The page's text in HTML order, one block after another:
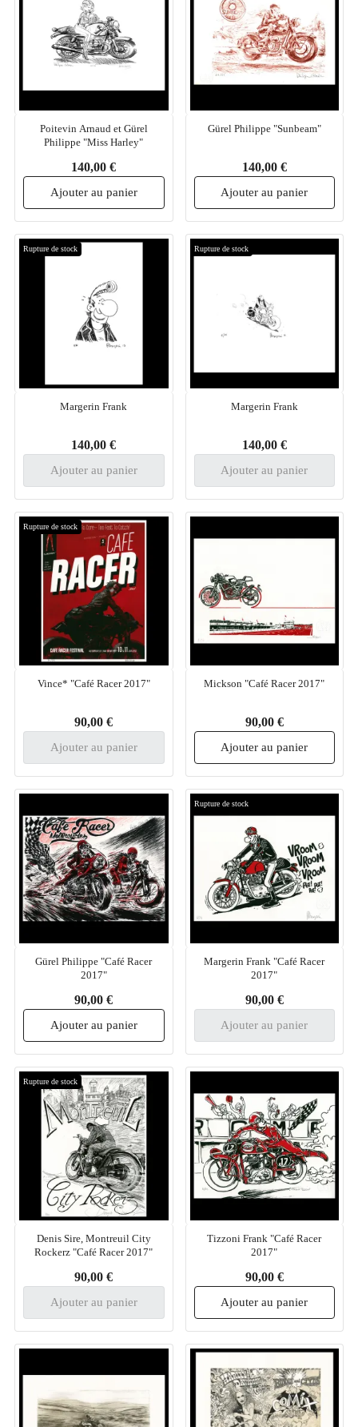
Poitevin Arnaud et Gürel
Philippe "Miss Harley"
140,00 €
Ajouter au panier
Gürel Philippe "Sunbeam"
140,00 €
Ajouter au panier
Rupture de stock
Margerin Frank
140,00 €
Ajouter au panier
Rupture de stock
Margerin Frank
140,00 €
Ajouter au panier
Rupture de stock
Vince* "Café Racer 2017"
90,00 €
Ajouter au panier
Mickson "Café Racer 2017"
90,00 €
Ajouter au panier
Gürel Philippe "Café Racer
2017"
90,00 €
Ajouter au panier
Rupture de stock
Margerin Frank "Café Racer
2017"
90,00 €
Ajouter au panier
Rupture de stock
Denis Sire, Montreuil City
Rockerz "Café Racer 2017"
90,00 €
Ajouter au panier
Tizzoni Frank "Café Racer
2017"
90,00 €
Ajouter au panier